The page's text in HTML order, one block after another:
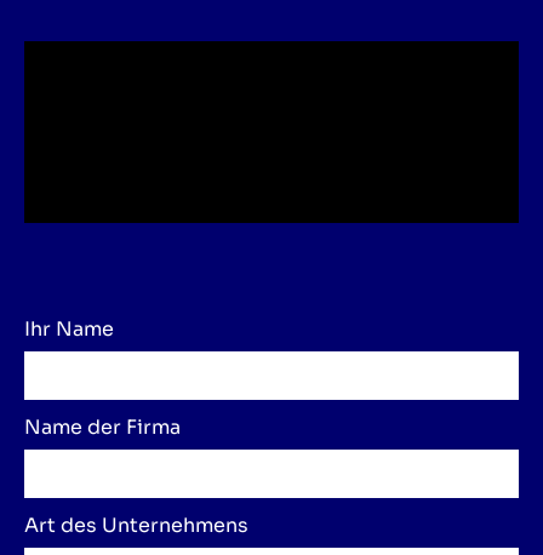
Ihr Name
Name der Firma
Art des Unternehmens